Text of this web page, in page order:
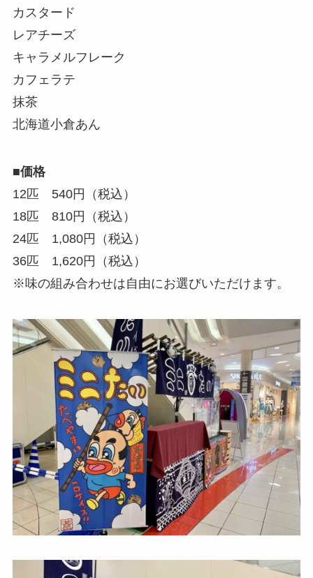
カスタード
レアチーズ
キャラメルフレーク
カフェラテ
抹茶
北海道小倉あん
■価格
12匹 540円（税込）
18匹 810円（税込）
24匹 1,080円（税込）
36匹 1,620円（税込）
※味の組み合わせは自由にお選びいただけます。